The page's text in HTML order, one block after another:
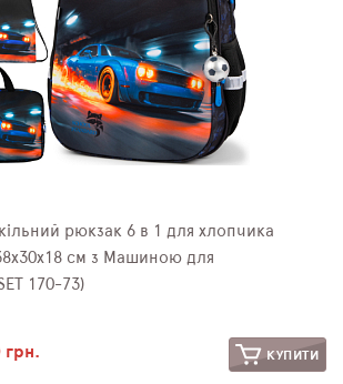
рюкзак 6 в 1 для хлопчика
см з Машиною для
170-73)
грн. КУПИТИ